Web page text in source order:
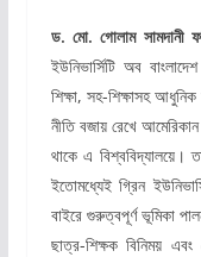
ড. মো. গোলাম সামদানী
ইউনিভার্সিটি অব
শিক্ষা, সহ-শিক্ষাসহ
নীতি বজায় রেখে
থাকে এ বিশ্ববিদ্যালয়ে।
ইতোমধ্যেই গ্রিন
বাইরে গুরুত্বপূর্ণ ভূমিকা
ছাত্র-শিক্ষক বিনিময়